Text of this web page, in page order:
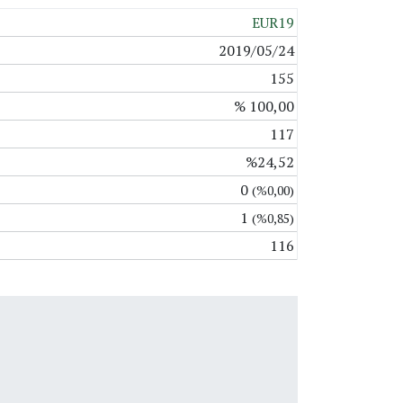
EUR19
2019/05/24
155
% 100,00
117
%24,52
0 (%0,00)
1 (%0,85)
116